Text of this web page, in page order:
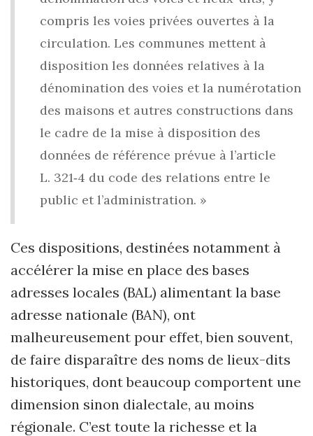
compris les voies privées ouvertes à la
circulation. Les communes mettent à
disposition les données relatives à la
dénomination des voies et la numérotation
des maisons et autres constructions dans
le cadre de la mise à disposition des
données de référence prévue à l’article
L. 321‑4 du code des relations entre le
public et l’administration. »
Ces dispositions, destinées notamment à
accélérer la mise en place des bases
adresses locales (BAL) alimentant la base
adresse nationale (BAN), ont
malheureusement pour effet, bien souvent,
de faire disparaître des noms de lieux-dits
historiques, dont beaucoup comportent une
dimension sinon dialectale, au moins
régionale. C’est toute la richesse et la